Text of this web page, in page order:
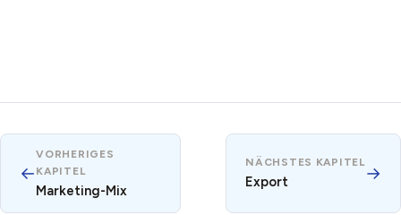
←
VORHERIGES
KAPITEL
Marketing-Mix
NÄCHSTES KAPITEL
Export →